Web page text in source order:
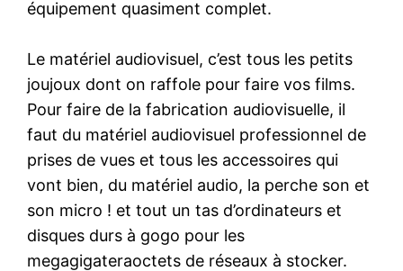
équipement quasiment complet.
Le matériel audiovisuel, c’est tous les petits
joujoux dont on raffole pour faire vos films.
Pour faire de la fabrication audiovisuelle, il
faut du matériel audiovisuel professionnel de
prises de vues et tous les accessoires qui
vont bien, du matériel audio, la perche son et
son micro ! et tout un tas d’ordinateurs et
disques durs à gogo pour les
megagigateraoctets de réseaux à stocker.